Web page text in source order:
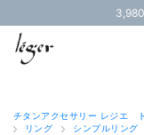
チタンアクセサリー レジエ
リング
シンプルリング